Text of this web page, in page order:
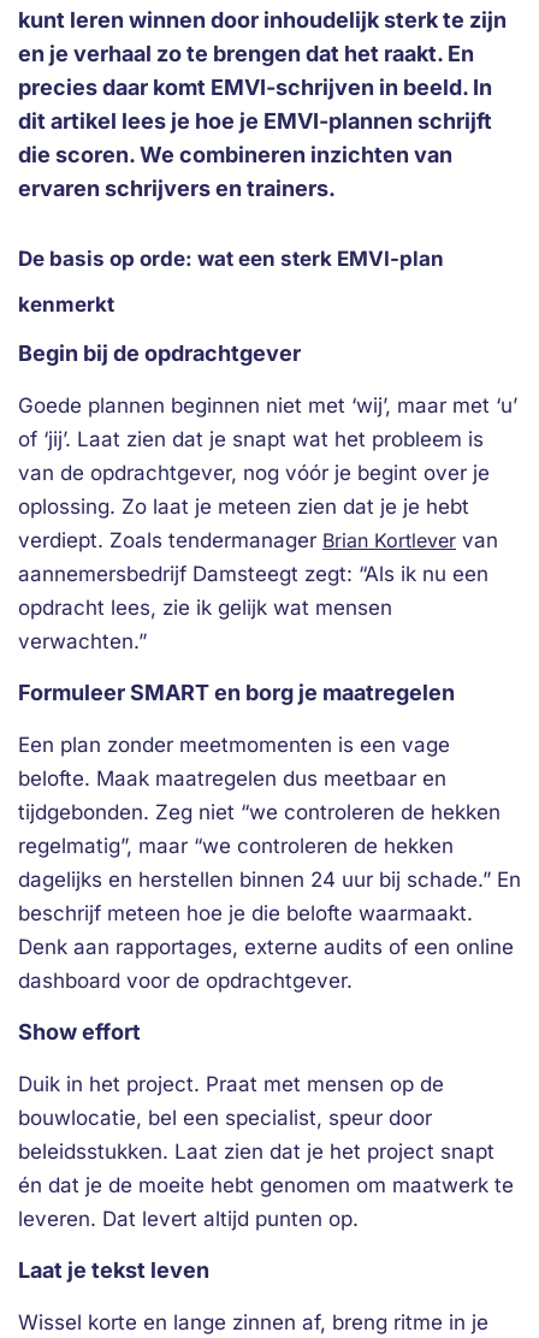
kunt leren winnen door inhoudelijk sterk te zijn
en je verhaal zo te brengen dat het raakt. En
precies daar komt EMVI-schrijven in beeld. In
dit artikel lees je hoe je EMVI-plannen schrijft
die scoren. We combineren inzichten van
ervaren schrijvers en trainers.
De basis op orde: wat een sterk EMVI-plan
kenmerkt
Begin bij de opdrachtgever
Goede plannen beginnen niet met ‘wij’, maar met ‘u’
of ‘jij’. Laat zien dat je snapt wat het probleem is
van de opdrachtgever, nog vóór je begint over je
oplossing. Zo laat je meteen zien dat je je hebt
verdiept. Zoals tendermanager Brian Kortlever van
aannemersbedrijf Damsteegt zegt: “Als ik nu een
opdracht lees, zie ik gelijk wat mensen
verwachten.”
Formuleer SMART en borg je maatregelen
Een plan zonder meetmomenten is een vage
belofte. Maak maatregelen dus meetbaar en
tijdgebonden. Zeg niet “we controleren de hekken
regelmatig”, maar “we controleren de hekken
dagelijks en herstellen binnen 24 uur bij schade.” En
beschrijf meteen hoe je die belofte waarmaakt.
Denk aan rapportages, externe audits of een online
dashboard voor de opdrachtgever.
Show effort
Duik in het project. Praat met mensen op de
bouwlocatie, bel een specialist, speur door
beleidsstukken. Laat zien dat je het project snapt
én dat je de moeite hebt genomen om maatwerk te
leveren. Dat levert altijd punten op.
Laat je tekst leven
Wissel korte en lange zinnen af, breng ritme in je